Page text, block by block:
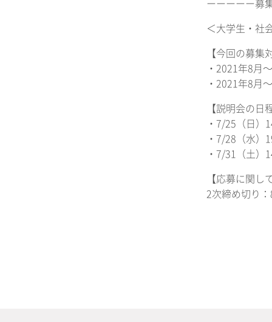
ーーーーー募
＜大学生・社
【今回の募集
・2021年8月
・2021年8月
【説明会の日
・7/25（日）
・7/28（水）
・7/31（土）
【応募に関し
2次締め切り